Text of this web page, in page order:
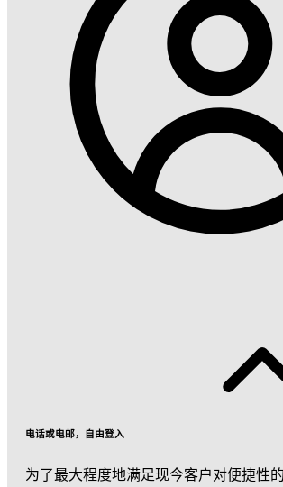
电话或电邮，自由登入
为了最大程度地满足现今客户对便捷性